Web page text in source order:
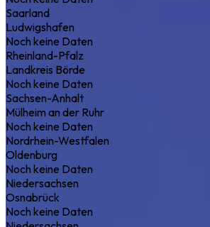
Saarland
Ludwigshafen
Noch keine Daten
Rheinland-Pfalz
Landkreis Börde
Noch keine Daten
Sachsen-Anhalt
Mülheim an der Ruhr
Noch keine Daten
Nordrhein-Westfalen
Oldenburg
Noch keine Daten
Niedersachsen
Osnabrück
Noch keine Daten